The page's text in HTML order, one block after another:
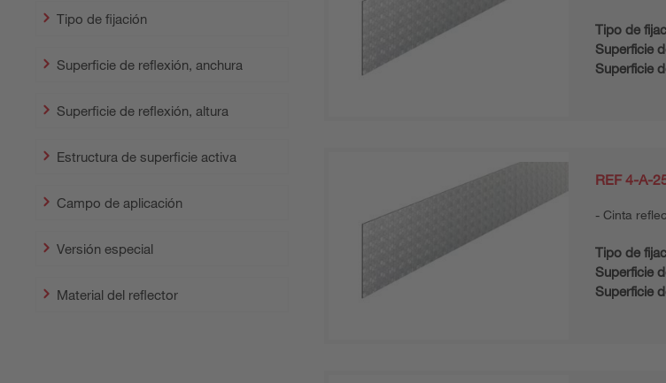
Tipo de fijación
Superficie de reflexión, anchura
Superficie de reflexión, altura
Estructura de superficie activa
Campo de aplicación
Versión especial
Material del reflector
Tipo de
Superficie
Superficie
REF 4-A-
Cinta
Tipo de
Superficie
Superficie